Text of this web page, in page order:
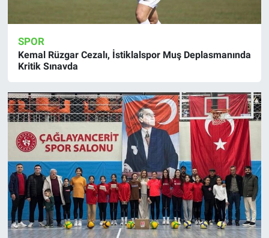
SPOR
Kemal Rüzgar Cezalı, İstiklalspor Muş Deplasmanında
Kritik Sınavda